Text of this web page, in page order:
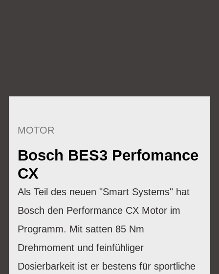
MOTOR
Bosch BES3 Perfomance
CX
Als Teil des neuen "Smart Systems" hat
Bosch den Performance CX Motor im
Programm. Mit satten 85 Nm
Drehmoment und feinfühliger
Dosierbarkeit ist er bestens für sportliche